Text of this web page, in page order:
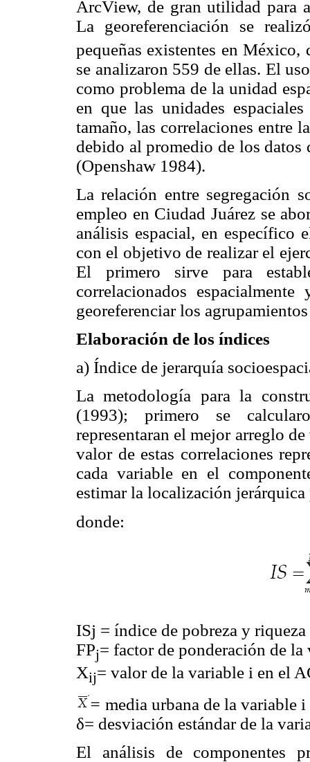
ArcView, de gran utilidad para
La georeferenciación se
pequeñas existentes en México,
se analizaron 559 de ellas. El
como problema de la unidad
en que las unidades
tamaño, las correlaciones entre
debido al promedio de los datos
(Openshaw 1984).
La relación entre segregación
empleo en Ciudad Juárez se
análisis espacial, en específico
con el objetivo de realizar el
El primero sirve para
correlacionados
georeferenciar los
Elaboración de los índices
a) Índice de jerarquía
La metodología para la
(1993); primero se
representaran el mejor arreglo
valor de estas correlaciones
cada variable en el
estimar la localización
donde:
ISj = índice de pobreza y
FPj= factor de ponderación de
Xij= valor de la variable i en el
= media urbana de la variable i
δ= desviación estándar de la
El análisis de componentes